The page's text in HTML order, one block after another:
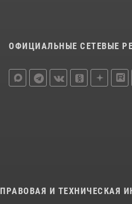
ОФИЦИАЛЬНЫЕ СЕТЕВЫЕ
ПРАВОВАЯ И ТЕХНИЧЕСКАЯ